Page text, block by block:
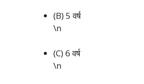
(B) 5 वर्ष
\n
(C) 6 वर्ष
\n